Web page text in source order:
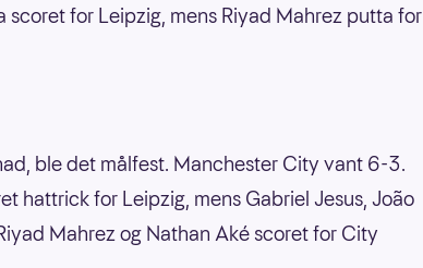
scoret for Leipzig, mens Riyad Mahrez putta for
ble det målfest. Manchester City vant 6-3.
hattrick for Leipzig, mens Gabriel Jesus, João
Mahrez og Nathan Aké scoret for City